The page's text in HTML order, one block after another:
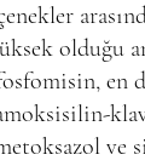
en
ve